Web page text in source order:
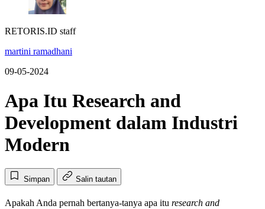
RETORIS.ID staff
martini ramadhani
09-05-2024
Apa Itu Research and
Development dalam Industri
Modern
Simpan Salin tautan
Apakah Anda pernah bertanya-tanya apa itu research and